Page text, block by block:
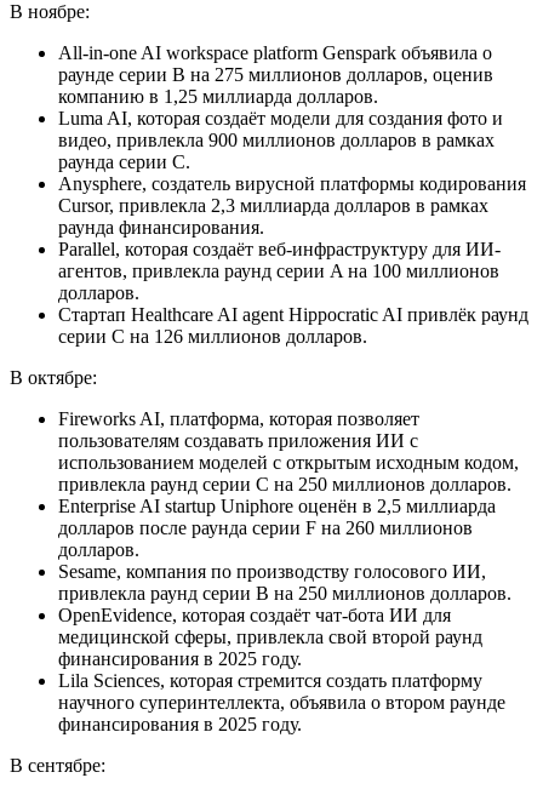
В ноябре:
All-in-one AI workspace platform Genspark объявила о
раунде серии B на 275 миллионов долларов, оценив
компанию в 1,25 миллиарда долларов.
Luma AI, которая создаёт модели для создания фото и
видео, привлекла 900 миллионов долларов в рамках
раунда серии C.
Anysphere, создатель вирусной платформы кодирования
Cursor, привлекла 2,3 миллиарда долларов в рамках
раунда финансирования.
Parallel, которая создаёт веб-инфраструктуру для ИИ-
агентов, привлекла раунд серии A на 100 миллионов
долларов.
Стартап Healthcare AI agent Hippocratic AI привлёк раунд
серии C на 126 миллионов долларов.
В октябре:
Fireworks AI, платформа, которая позволяет
пользователям создавать приложения ИИ с
использованием моделей с открытым исходным кодом,
привлекла раунд серии C на 250 миллионов долларов.
Enterprise AI startup Uniphore оценён в 2,5 миллиарда
долларов после раунда серии F на 260 миллионов
долларов.
Sesame, компания по производству голосового ИИ,
привлекла раунд серии B на 250 миллионов долларов.
OpenEvidence, которая создаёт чат-бота ИИ для
медицинской сферы, привлекла свой второй раунд
финансирования в 2025 году.
Lila Sciences, которая стремится создать платформу
научного суперинтеллекта, объявила о втором раунде
финансирования в 2025 году.
В сентябре: